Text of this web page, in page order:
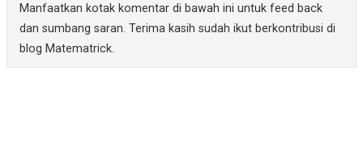
Manfaatkan kotak komentar di bawah ini untuk feed back
dan sumbang saran. Terima kasih sudah ikut berkontribusi di
blog Matematrick.